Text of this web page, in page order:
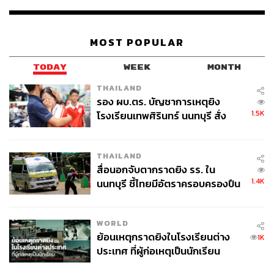
ป้องกันโรคอีกส่วนหนึ่งมาจากการที่วัคซีนเหล่านั้นได้รับ
สาธารณะ และถูกนำไปใช้อย่างกว้างขวางในสังคมด้วย
ในช่วงของการระบาดของเชื้อไวรัส มาตรการพื้นฐานใน
เรื่องของการเว้นระยะห่างทางสังคม การสวมหน้ากาก
อนามัย การล้างมือ และการกักตัวและติดตามผู้ติดเชื้อนั้นถูก
เรื่องใหม่ หากแต่เคยถูกนำมาใช้ในการยับยั้งการแพร่
กระจายของเชื้อไวรัสที่เคยเกิดขึ้นก่อนหน้า เช่น SARS และ
MERS ได้อย่างค่อนข้างมีประสิทธิภาพ อย่างไรก็ตาม ภาย
ใต้สถานการณ์การระบาดของเชื้อโควิด มาตรการดังกล่าว
กระจายของเชื้อโรค นั่นก็เพราะว่าโควิดมักจะแพร่เชื้อใน
ช่วงที่ยังไม่มีอาการบ่งชี้แน่ชัด ด้วยเหตุนี้ การสร้างภูมิคุ้มกัน
โดยการให้วัคซีนแก่ประชากรอย่างรวดเร็วและทั่วถึงจึงเป็น
MOST POPULAR
TODAY WEEK MONTH
THAILAND
รอง ผบ.ตร. บัญชาการเหตุยิง
โรงเรียนเทพศิรินทร์ นนทบุรี สั่ง
1.5K
THAILAND
สื่อนอกจับตากราดยิง รร. ใน
นนทบุรี ชี้ไทยมีอัตราครอบครองปืน
1.4K
WORLD
ย้อนเหตุกราดยิงในโรงเรียนต่าง
ประเทศ ที่ผู้ก่อเหตุเป็นนักเรียน
1K